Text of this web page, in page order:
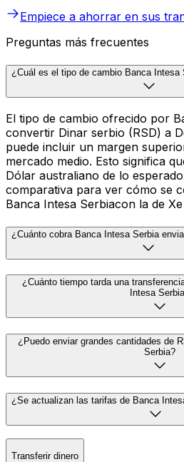
Empiece a ahorrar en sus
Preguntas más frecuentes
¿Cuál es el tipo de cambio Banca Intesa
El tipo de cambio ofrecido por
convertir Dinar serbio (RSD) a
puede incluir un margen
mercado medio. Esto significa
Dólar australiano de lo
comparativa para ver cómo se
Banca Intesa Serbiacon la de
¿Cuánto cobra Banca Intesa Serbia
¿Cuánto tiempo tarda una
Intesa
¿Puedo enviar grandes cantidades de
Serbia?
¿Se actualizan las tarifas de Banca
Transferir dinero